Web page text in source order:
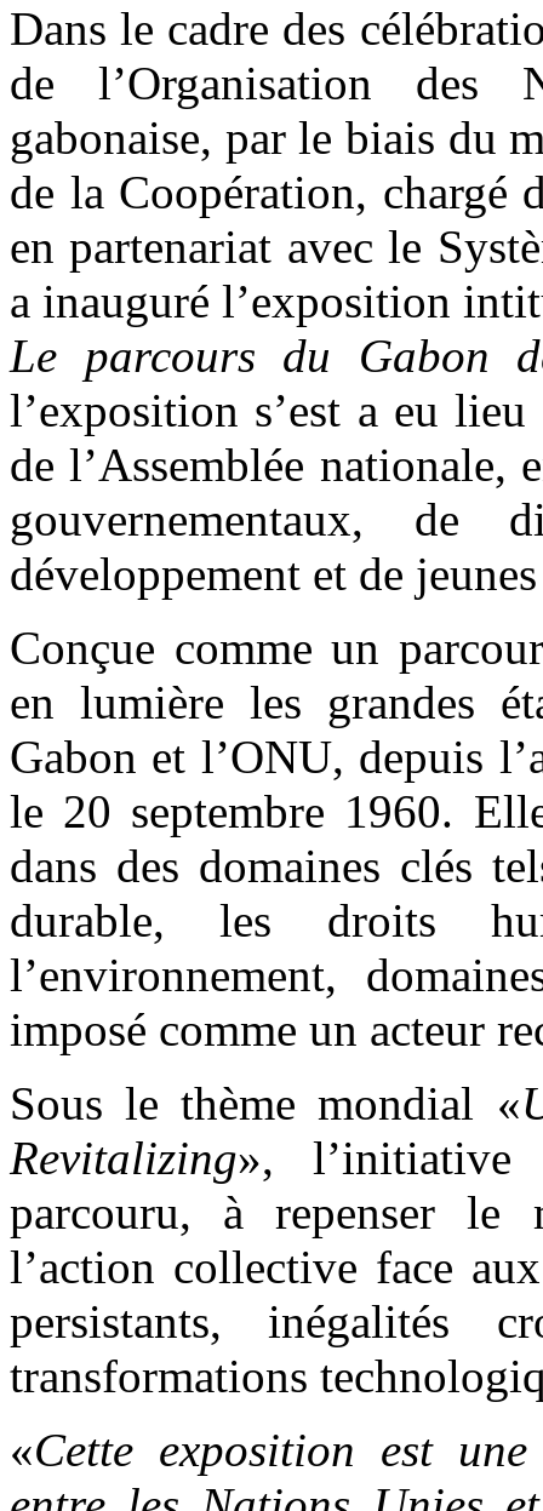
Dans le cadre des
de l’Organisation des
gabonaise, par le biais du
de la Coopération, chargé
en partenariat avec le
a inauguré l’exposition
Le parcours du Gabon
l’exposition s’est a eu
de l’Assemblée nationale,
gouvernementaux, de
développement et de
Conçue comme un
en lumière les grandes
Gabon et l’ONU, depuis
le 20 septembre 1960.
dans des domaines clés
durable, les droits
l’environnement,
imposé comme un acteur
Sous le thème mondial «
Revitalizing»,
parcouru, à repenser le
l’action collective face
persistants, inégalités
transformations
«Cette exposition est